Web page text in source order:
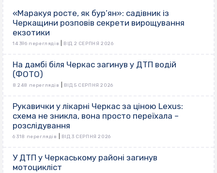
«Маракуя росте, як бур’ян»: садівник із
Черкащини розповів секрети вирощування
екзотики
14 396 переглядів ВІД 2 СЕРПНЯ 2026
На дамбі біля Черкас загинув у ДТП водій
(ФОТО)
8 248 переглядів ВІД 5 СЕРПНЯ 2026
Рукавички у лікарні Черкас за ціною Lexus:
схема не зникла, вона просто переїхала –
розслідування
6 318 переглядів ВІД 3 СЕРПНЯ 2026
У ДТП у Черкаському районі загинув
мотоцикліст